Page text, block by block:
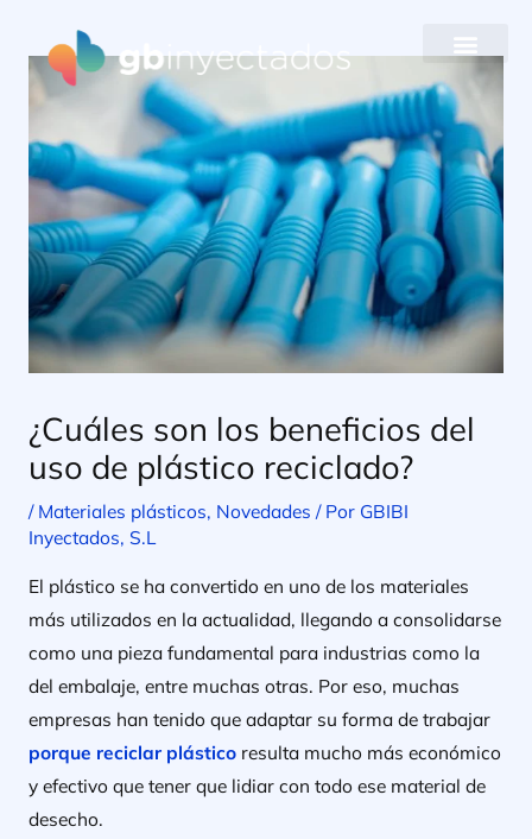
contenido
¿Cuáles son los beneficios del
uso de plástico reciclado?
/ Materiales plásticos, Novedades / Por GBIBI
Inyectados, S.L
El plástico se ha convertido en uno de los materiales
más utilizados en la actualidad, llegando a consolidarse
como una pieza fundamental para industrias como la
del embalaje, entre muchas otras. Por eso, muchas
empresas han tenido que adaptar su forma de trabajar
porque reciclar plásticoresulta mucho más económico
y efectivo que tener que lidiar con todo ese material de
desecho.